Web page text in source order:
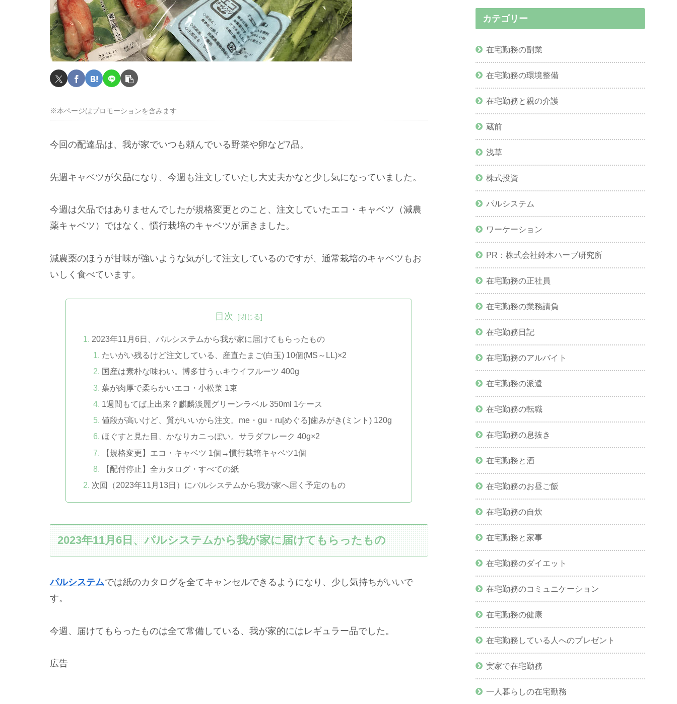
※本ページはプロモーションを含みます
今回の配達品は、我が家でいつも頼んでいる野菜や卵など7品。
先週キャベツが欠品になり、今週も注文していたし大丈夫かなと少し気になっていました。
今週は欠品ではありませんでしたが規格変更とのこと、注文していたエコ・キャベツ（減農
薬キャベツ）ではなく、慣行栽培のキャベツが届きました。
減農薬のほうが甘味が強いような気がして注文しているのですが、通常栽培のキャベツもお
いしく食べています。
目次
2023年11月6日、パルシステムから我が家に届けてもらったもの
たいがい残るけど注文している、産直たまご(白玉) 10個(MS～LL)×2
国産は素朴な味わい。博多甘うぃキウイフルーツ 400g
葉が肉厚で柔らかいエコ・小松菜 1束
1週間もてば上出来？麒麟淡麗グリーンラベル 350ml 1ケース
値段が高いけど、質がいいから注文。me・gu・ru[めぐる]歯みがき(ミント) 120g
ほぐすと見た目、かなりカニっぽい。サラダフレーク 40g×2
【規格変更】エコ・キャベツ 1個→慣行栽培キャベツ1個
【配付停止】全カタログ・すべての紙
次回（2023年11月13日）にパルシステムから我が家へ届く予定のもの
2023年11月6日、パルシステムから我が家に届けてもらったもの
パルシステムでは紙のカタログを全てキャンセルできるようになり、少し気持ちがいいで
す。
今週、届けてもらったものは全て常備している、我が家的にはレギュラー品でした。
広告
カテゴリー
在宅勤務の副業
在宅勤務の環境整備
在宅勤務と親の介護
蔵前
浅草
株式投資
パルシステム
ワーケーション
PR：株式会社鈴木ハーブ研究所
在宅勤務の正社員
在宅勤務の業務請負
在宅勤務日記
在宅勤務のアルバイト
在宅勤務の派遣
在宅勤務の転職
在宅勤務の息抜き
在宅勤務と酒
在宅勤務のお昼ご飯
在宅勤務の自炊
在宅勤務と家事
在宅勤務のダイエット
在宅勤務のコミュニケーション
在宅勤務の健康
在宅勤務している人へのプレゼント
実家で在宅勤務
一人暮らしの在宅勤務